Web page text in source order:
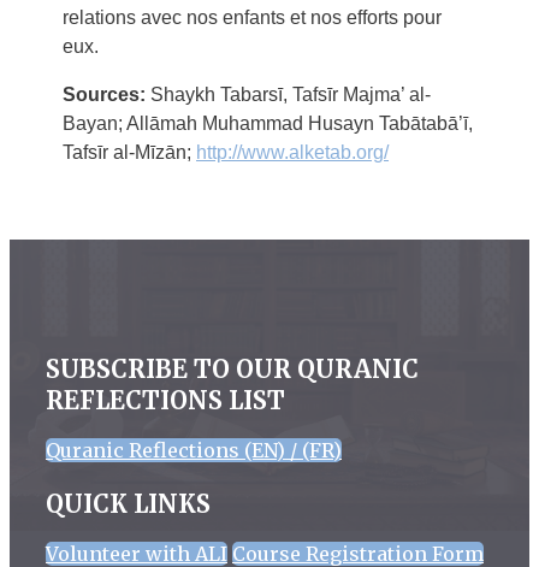
relations avec nos enfants et nos efforts pour
eux.
Sources: Shaykh Tabarsī, Tafsīr Majma’ al-
Bayan; Allāmah Muhammad Husayn Tabātabā’ī,
Tafsīr al-Mīzān; http://www.alketab.org/
SUBSCRIBE TO OUR QURANIC
REFLECTIONS LIST
Quranic Reflections (EN) / (FR)
QUICK LINKS
Volunteer with ALI Course Registration Form